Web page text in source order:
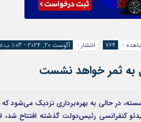
انتشار :
آگوست 20, 2024 - 1:03 ب.ظ :
764
که پس از ۲۰ سال انتظار به ثمر نشسته، در حالی به بهره‌برداری نزدیک می‌شود
این ورزشگاه ۶ هزار نفری در تیرماه ۱۴۰۰ با دستور ویدئو کنفرانسی رئیس‌دولت گذشته افتتاح